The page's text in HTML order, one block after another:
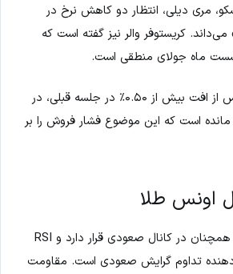
مری دیلی، انتظار دو کاهش نرخ در
کریستوفر والر نیز گفته است که
ماه جولای منطقی است.
پس از افت بیش از ۰.۵۰٪ در جلسه قبلی، در
۹۷.۹۰ ثابت مانده است که این موضوع فشار فروش را بر
اونس طلا
از منظر تکنیکال، طلا همچنان در کانال صعودی قرار دارد و RSI
۵۰ نشان‌دهنده تداوم گرایش صعودی است. مقاومت